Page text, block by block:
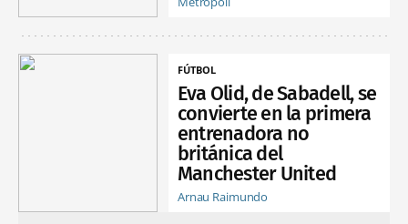
FÚTBOL
Eva Olid, de Sabadell, se
convierte en la primera
entrenadora no
británica del
Manchester United
Arnau Raimundo